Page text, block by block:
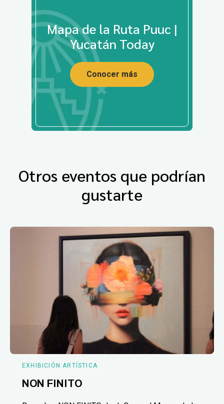
Mapa de la Ruta Puuc |
Yucatán Today
Conocer más
Otros eventos que podrían
gustarte
EXHIBICIÓN ARTÍSTICA
NON FINITO